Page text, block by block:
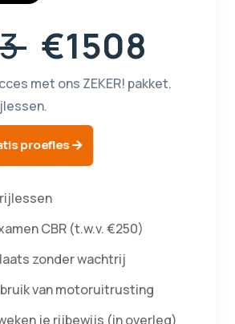
€1508
met ons ZEKER! pakket.
proefles
CBR (t.w.v. €250)
zonder wachtrij
van motoruitrusting
je rijbewijs (in overleg)